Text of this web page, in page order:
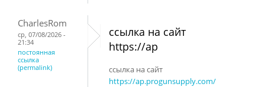
CharlesRom
ср, 07/08/2026 -
21:34
постоянная
ссылка
(permalink)
ссылка на сайт
https://ap
ссылка на сайт
https://ap.progunsupply.com/